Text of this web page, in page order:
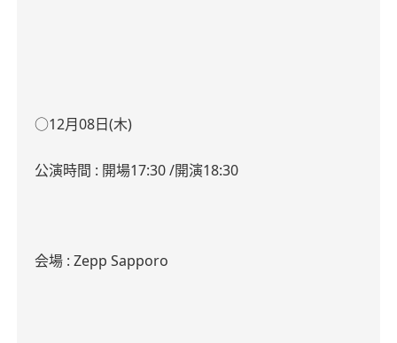
○12月08日(木)
公演時間 : 開場17:30 /開演18:30
会場 : Zepp Sapporo